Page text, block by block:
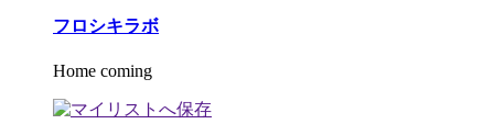
フロシキラボ
Home coming